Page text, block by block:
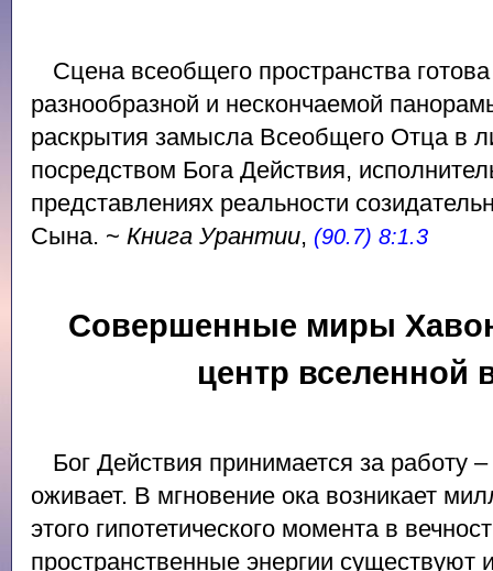
Сцена всеобщего пространства
разнообразной и нескончаемой
раскрытия замысла Всеобщего Отца в
посредством Бога Действия,
представлениях реальности
Сына. ~ Книга Урантии, (90.7) 8:1.3
Совершенные миры
центр вселенной
Бог Действия принимается за работу
оживает. В мгновение ока возникает
этого гипотетического момента в
пространственные энергии существуют